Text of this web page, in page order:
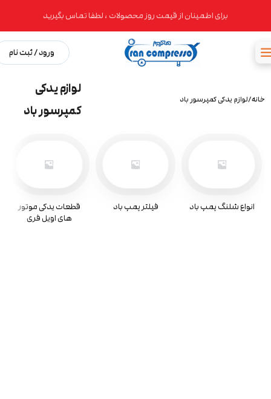
برای اطمینان از قیمت روز محصولات ، لطفا تماس بگیرید
ورود / ثبت نام
خانه لوازم یدکی کمپرسور باد
لوازم یدکی
کمپرسور باد
انواع شلنگ پمپ باد فیلتر پمپ باد
قطعات یدکی موتور
های اویل فری